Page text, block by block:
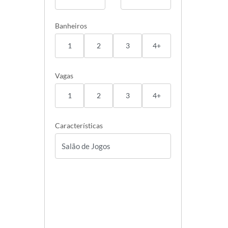
Banheiros
1 2 3 4+
Vagas
1 2 3 4+
Características